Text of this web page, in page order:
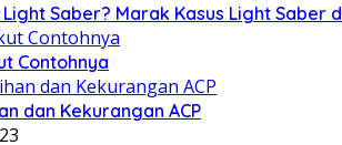
Saber? Marak Kasus Light
Contohnya
dan Kekurangan ACP